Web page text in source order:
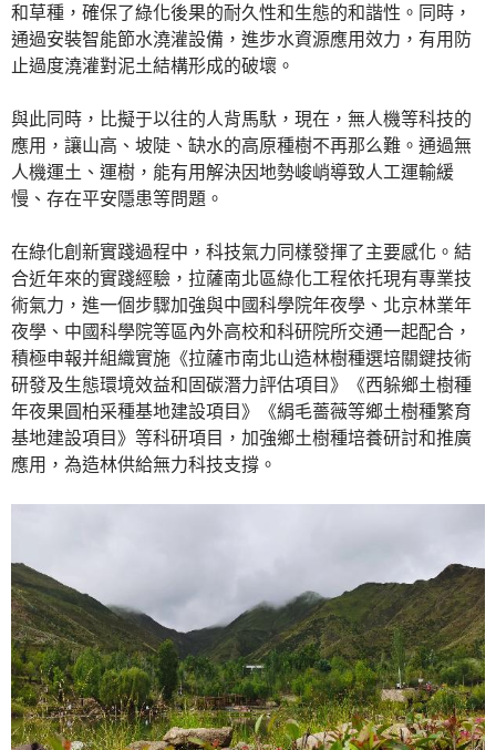
和草種，確保了綠化後果的耐久性和生態的和諧性。同時，
通過安裝智能節水澆灌設備，進步水資源應用效力，有用防
止過度澆灌對泥土結構形成的破壞。
與此同時，比擬于以往的人背馬馱，現在，無人機等科技的
應用，讓山高、坡陡、缺水的高原種樹不再那么難。通過無
人機運土、運樹，能有用解決因地勢峻峭導致人工運輸緩
慢、存在平安隱患等問題。
在綠化創新實踐過程中，科技氣力同樣發揮了主要感化。結
合近年來的實踐經驗，拉薩南北區綠化工程依托現有專業技
術氣力，進一個步驟加強與中國科學院年夜學、北京林業年
夜學、中國科學院等區內外高校和科研院所交通一起配合，
積極申報并組織實施《拉薩市南北山造林樹種選培關鍵技術
研發及生態環境效益和固碳潛力評估項目》《西躲鄉土樹種
年夜果圓柏采種基地建設項目》《絹毛薔薇等鄉土樹種繁育
基地建設項目》等科研項目，加強鄉土樹種培養研討和推廣
應用，為造林供給無力科技支撐。